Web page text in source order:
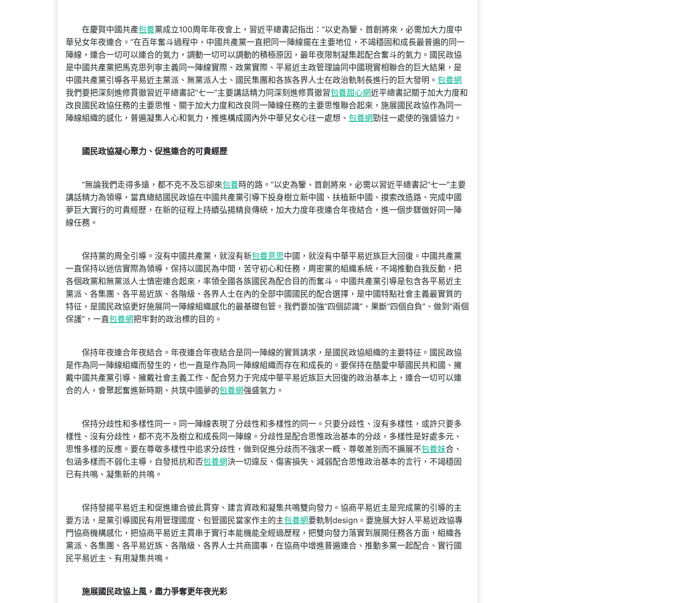
在慶賀中國共產包養黨成立100周年年夜會上，習近平總書記指出：“以史為鑒、首創將來，必需加大力度中
華兒女年夜連合。”在百年奮斗過程中，中國共產黨一直把同一陣線擺在主要地位，不竭穩固和成長最普遍的同一
陣線，連合一切可以連合的氣力，調動一切可以調動的積極原因，最年夜限制凝集起配合奮斗的氣力。國民政協
是中國共產黨把馬克思列寧主義同一陣線實際、政黨實際、平易近主政管理論同中國現實相聯合的巨大結果，是
中國共產黨引導各平易近主黨派、無黨派人士、國民集團和各族各界人士在政治軌制長進行的巨大發明。 包養網
我們要把深刻進修貫徹習近平總書記“七一”主要講話精力同深刻進修貫徹習包養甜心網近平總書記關于加大力度和
改良國民政協任務的主要思惟、關于加大力度和改良同一陣線任務的主要思惟聯合起來，施展國民政協作為同一
陣線組織的感化，普遍凝集人心和氣力，推進構成國內外中華兒女心往一處想、 包養網勁往一處使的強盛協力。
國民政協凝心聚力、促進連合的可貴經歷
“無論我們走得多遠，都不克不及忘卻來包養時的路。”以史為鑒、首創將來，必需以習近平總書記“七一”主要
講話精力為領導，當真總結國民政協在中國共產黨引導下投身樹立新中國、扶植新中國、摸索改造路、完成中國
夢巨大實行的可貴經歷，在新的征程上持續弘揚精良傳統，加大力度年夜連合年夜結合，進一個步驟做好同一陣
線任務。
保持黨的周全引導。沒有中國共產黨，就沒有新包養意思中國，就沒有中華平易近族巨大回復。中國共產黨
一直保持以迷信實際為領導，保持以國民為中間，苦守初心和任務，周密黨的組織系統，不竭推動自我反動，把
各個政黨和無黨派人士慎密連合起來，率領全國各族國民為配合目的而奮斗。中國共產黨引導是包含各平易近主
黨派、各集團、各平易近族、各階級、各界人士在內的全部中國國民的配合選擇，是中國特點社會主義最實質的
特征，是國民政協更好施展同一陣線組織感化的最基礎包管。我們要加強“四個認識”、果斷“四個自負”、做到“兩個
保護”，一直包養網把牢對的政治標的目的。
保持年夜連合年夜結合。年夜連合年夜結合是同一陣線的實質請求，是國民政協組織的主要特征。國民政協
是作為同一陣線組織而發生的，也一直是作為同一陣線組織而存在和成長的。要保持在酷愛中華國民共和國、擁
戴中國共產黨引導、擁戴社會主義工作、配合努力于完成中華平易近族巨大回復的政治基本上，連合一切可以連
合的人，會聚起奮進新時期、共筑中國夢的包養網強盛氣力。
保持分歧性和多樣性同一。同一陣線表現了分歧性和多樣性的同一。只要分歧性、沒有多樣性，或許只要多
樣性、沒有分歧性，都不克不及樹立和成長同一陣線。分歧性是配合思惟政治基本的分歧，多樣性是好處多元、
思惟多樣的反應。要在尊敬多樣性中追求分歧性，做到促進分歧而不強求一概、尊敬差別而不擴展不包養妹合、
包涵多樣而不弱化主導，自發抵抗和否包養網決一切違反、傷害損失、減弱配合思惟政治基本的言行，不竭穩固
已有共鳴、凝集新的共鳴。
保持發揚平易近主和促進連合彼此貫穿、建言資政和凝集共鳴雙向發力。協商平易近主是完成黨的引導的主
要方法，是黨引導國民有用管理國度、包管國民當家作主的主包養網要軌制design。要施展大好人平易近政協專
門協商機構感化，把協商平易近主貫串于實行本能機能全經過歷程，把雙向發力落實到展開任務各方面，組織各
黨派、各集團、各平易近族、各階級、各界人士共商國事，在協商中增進普遍連合、推動多黨一起配合、實行國
民平易近主、有用凝集共鳴。
施展國民政協上風，盡力爭奪更年夜光彩